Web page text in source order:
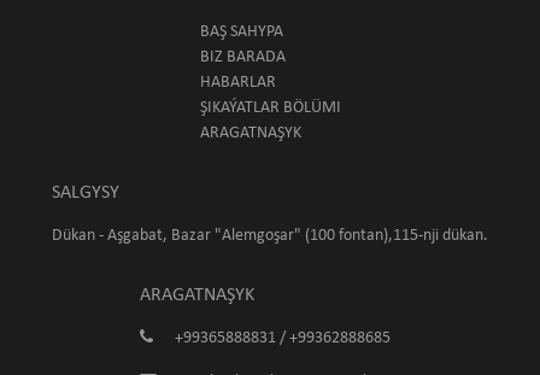
BAŞ SAHYPA
BIZ BARADA
HABARLAR
ŞIKAÝATLAR BÖLÜMI
ARAGATNAŞYK
SALGYSY
Dükan - Aşgabat, Bazar "Alemgoşar" (100 fontan),115-nji dükan.
ARAGATNAŞYK
+99365888831 / +99362888685